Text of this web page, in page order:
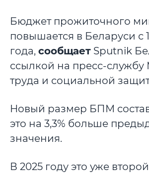
Бюджет прожиточного
повышается в Беларуси с
года, сообщает Sputnik
ссылкой на пресс-службу
труда и социальной
Новый размер БПМ
это на 3,3% больше
значения.
В 2025 году это уже